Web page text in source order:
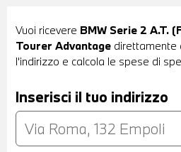
Vuoi ricevere BMW Serie 2 A.T.
Tourer Advantage direttamente
l'indirizzo e calcola le spese di
Inserisci il tuo indirizzo